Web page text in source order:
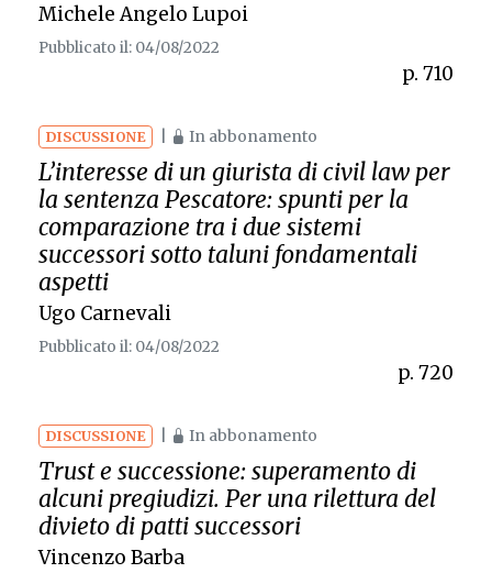
Michele Angelo Lupoi
Pubblicato il: 04/08/2022
p. 710
DISCUSSIONE In abbonamento
L’interesse di un giurista dicivil lawper
la sentenzaPescatore: spunti per la
comparazione tra i due sistemi
successori sotto taluni fondamentali
aspetti
Ugo Carnevali
Pubblicato il: 04/08/2022
p. 720
DISCUSSIONE In abbonamento
Trust e successione: superamento di
alcuni pregiudizi. Per una rilettura del
divieto di patti successori
Vincenzo Barba